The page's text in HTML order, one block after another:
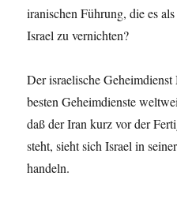
iranischen Führung, die es
Israel zu vernichten?
Der israelische
besten Geheimdienste
daß der Iran kurz vor der
steht, sieht sich Israel in
handeln.